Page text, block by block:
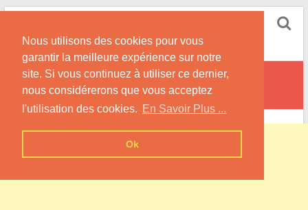
Nous utilisons des cookies pour vous
garantir la meilleure expérience sur notre
site. Si vous continuez à utiliser ce dernier,
nous considérerons que vous acceptez
l'utilisation des cookies. En Savoir Plus ...
Ok
Skip
content
Informations sur les Pompes à Chaleur
Avosnes